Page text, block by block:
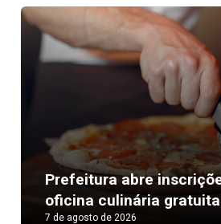
Prefeitura abre
oficina culinária
7 de agosto de 2026